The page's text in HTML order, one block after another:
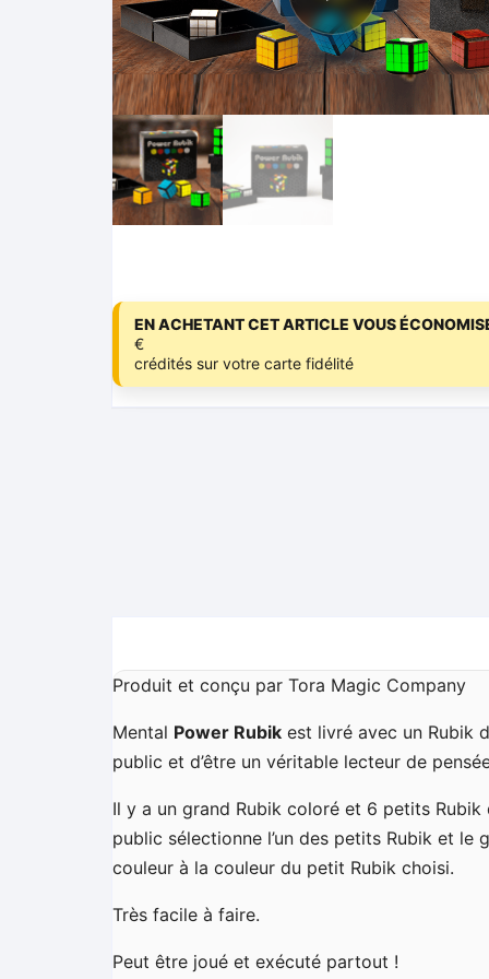
EN ACHETANT CET ARTICLE VOUS
€
crédités sur votre carte fidélité
Produit et conçu par Tora Magic Company
Mental Power Rubik est livré avec un Rubik
public et d’être un véritable lecteur de
Il y a un grand Rubik coloré et 6 petits Rubik
public sélectionne l’un des petits Rubik et
couleur à la couleur du petit Rubik choisi.
Très facile à faire.
Peut être joué et exécuté partout !